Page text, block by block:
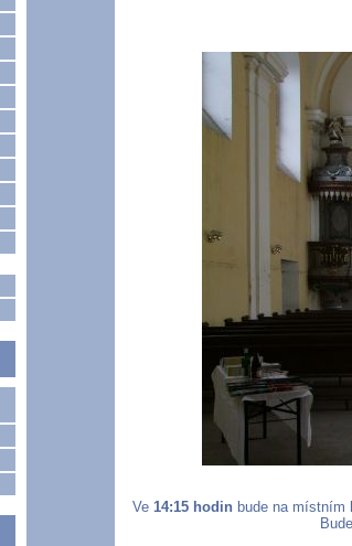
Ve 14:15 hodinbude na místním